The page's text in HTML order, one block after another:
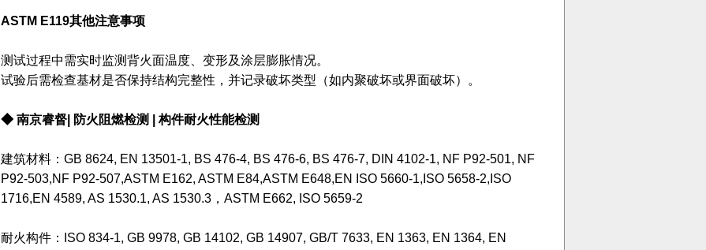
ASTM E119其他注意事项
测试过程中需实时监测背火面温度、变形及涂层膨胀情况。
试验后需检查基材是否保持结构完整性，并记录破坏类型（如内聚破坏或界面破坏）。
◆ 南京睿督| 防火阻燃检测 | 构件耐火性能检测
建筑材料：GB 8624, EN 13501-1, BS 476-4, BS 476-6, BS 476-7, DIN 4102-1, NF P92-501, NF
P92-503,NF P92-507,ASTM E162, ASTM E84,ASTM E648,EN ISO 5660-1,ISO 5658-2,ISO
1716,EN 4589, AS 1530.1, AS 1530.3，ASTM E662, ISO 5659-2
耐火构件：ISO 834-1, GB 9978, GB 14102, GB 14907, GB/T 7633, EN 1363, EN 1364, EN